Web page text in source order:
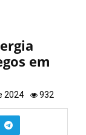
em
2024 932